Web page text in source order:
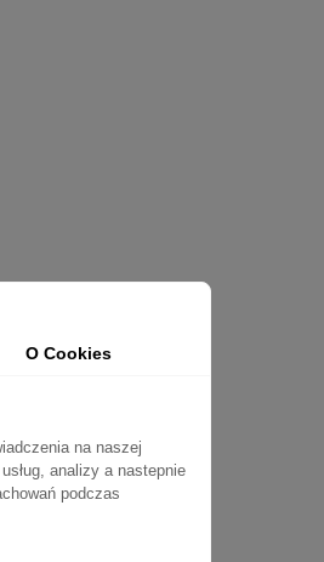
O Cookies
na naszej
analizy a nastepnie
podczas